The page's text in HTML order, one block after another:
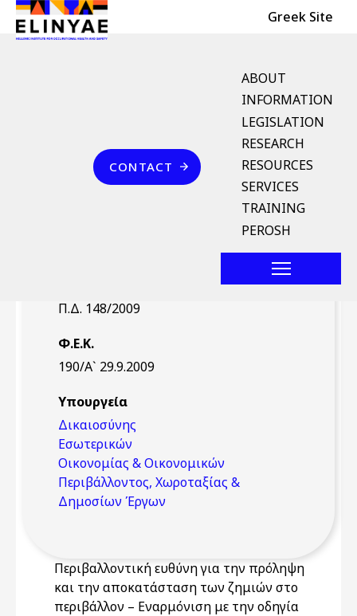
Skip to main content
Header Top Greek Site
English Menu
ABOUT
INFORMATION
LEGISLATION
RESEARCH
RESOURCES
SERVICES
TRAINING
PEROSH
Επικοινωνία
CONTACT
Breadcrumb
Π.Δ. 148/2009 (ΦΕΚ 190/Α`
Π.Δ. 148/2009
Φ.Ε.Κ.
190/Α` 29.9.2009
Υπουργεία
Δικαιοσύνης
Εσωτερικών
Οικονομίας & Οικονομικών
Περιβάλλοντος, Χωροταξίας &
Δημοσίων Έργων
Περιβαλλοντική ευθύνη για την πρόληψη
και την αποκατάσταση των ζημιών στο
περιβάλλον – Εναρμόνιση με την οδηγία